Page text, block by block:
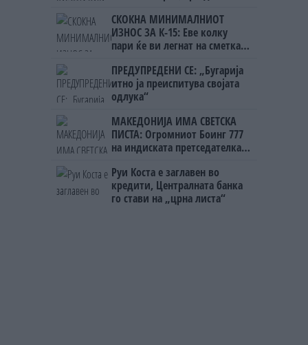
на бизнисменот Марковски
СКОКНА МИНИМАЛНИОТ
ИЗНОС ЗА К-15: Еве колку
пари ќе ви легнат на сметка
ПРЕДУПРЕДЕНИ СЕ: „Бугарија
итно ја преиспитува својата
одлука“
МАКЕДОНИЈА ИМА СВЕТСКА
ПИСТА: Огромниот Боинг 777
на индиската претседателка
Скопје
Руи Коста е заглавен во
кредити, Централната банка
го стави на „црна листа“